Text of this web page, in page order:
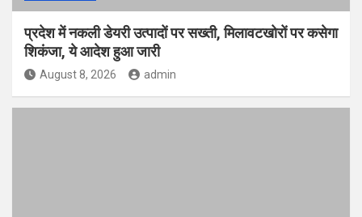
प्रदेश में नकली डेयरी उत्पादों पर सख्ती, मिलावटखोरों पर कसेगा
शिकंजा, ये आदेश हुआ जारी
August 8, 2026 admin